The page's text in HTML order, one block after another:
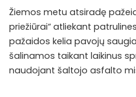
Žiemos metu atsiradę
priežiūrai“ atliekant
pažaidos kelia pavojų
šalinamos taikant laikinus
naudojant šaltojo asfalto